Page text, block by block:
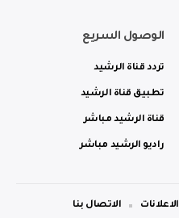
الوصول السريع
تردد قناة الرشيد
تطبيق قناة الرشيد
قناة الرشيد مباشر
راديو الرشيد مباشر
الاعلانات الاتصال بنا